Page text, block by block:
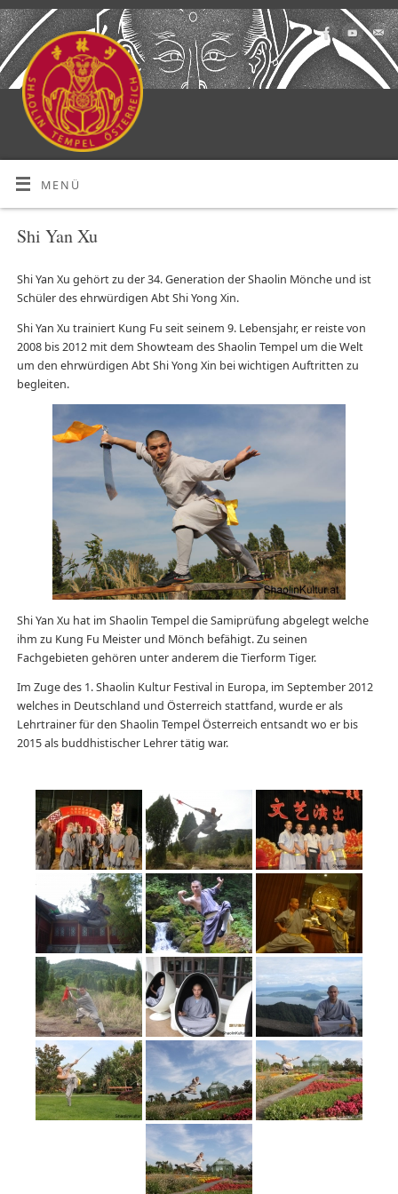
MENÜ
Shi Yan Xu
Shi Yan Xu gehört zu der 34. Generation der Shaolin Mönche und ist
Schüler des ehrwürdigen Abt Shi Yong Xin.
Shi Yan Xu trainiert Kung Fu seit seinem 9. Lebensjahr, er reiste von
2008 bis 2012 mit dem Showteam des Shaolin Tempel um die Welt
um den ehrwürdigen Abt Shi Yong Xin bei wichtigen Auftritten zu
begleiten.
Shi Yan Xu hat im Shaolin Tempel die Samiprüfung abgelegt welche
ihm zu Kung Fu Meister und Mönch befähigt. Zu seinen
Fachgebieten gehören unter anderem die Tierform Tiger.
Im Zuge des 1. Shaolin Kultur Festival in Europa, im September 2012
welches in Deutschland und Österreich stattfand, wurde er als
Lehrtrainer für den Shaolin Tempel Österreich entsandt wo er bis
2015 als buddhistischer Lehrer tätig war.